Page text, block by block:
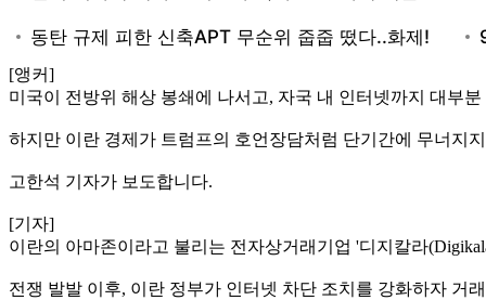
[앵커]
미국이 전방위 해상 봉쇄에 나서고, 자국 내 인터넷까지 대부
하지만 이란 경제가 트럼프의 호언장담처럼 단기간에 무너지
고한석 기자가 보도합니다.
[기자]
이란의 아마존이라고 불리는 전자상거래기업 '디지칼라
전쟁 발발 이후, 이란 정부가 인터넷 차단 조치를 강화하자 거